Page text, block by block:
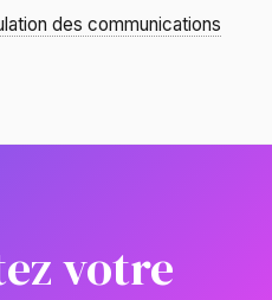
des communications
votre